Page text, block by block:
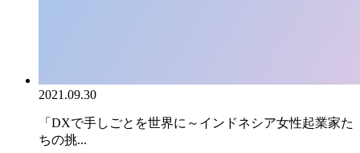
2021.09.30
「DXで手しごとを世界に～インドネシア女性起業家た
ちの挑...